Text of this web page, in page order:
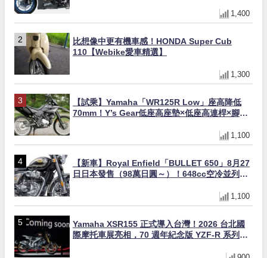
1,400
比想像中更有機車感！HONDA Super Cub
110【Webike愛車精選】
1,300
【試乘】Yamaha「WR125R Low」座高降低
70mm！Y’s Gear低座高座墊×低座高連桿×腳踏
1,100
【新車】Royal Enfield「BULLET 650」8月27
日日本發售（98萬日圓～）！648cc空冷並列雙
1,100
Yamaha XSR155 正式導入台灣！2026 台北國
際摩托車展亮相，70 週年紀念版 YZF-R 系列限